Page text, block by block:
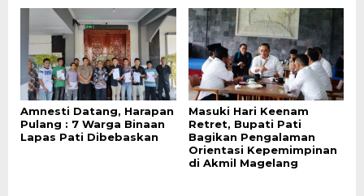
Amnesti Datang, Harapan
Pulang : 7 Warga Binaan
Lapas Pati Dibebaskan
Masuki Hari Keenam
Retret, Bupati Pati
Bagikan Pengalaman
Orientasi Kepemimpinan
di Akmil Magelang